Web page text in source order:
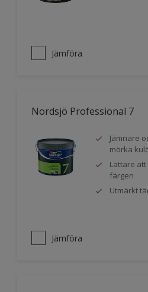
Jämföra
Nordsjö Professional 7
Jämnare
mörka
Lättare
färgen
Utmärkt
Jämföra